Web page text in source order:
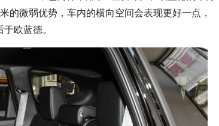
的微弱优势，车内的横向空间会表现更好一点，
欧蓝德。